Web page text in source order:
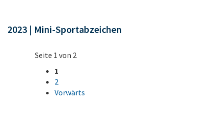
2023 | Mini-Sportabzeichen
Seite 1 von 2
1
2
Vorwärts